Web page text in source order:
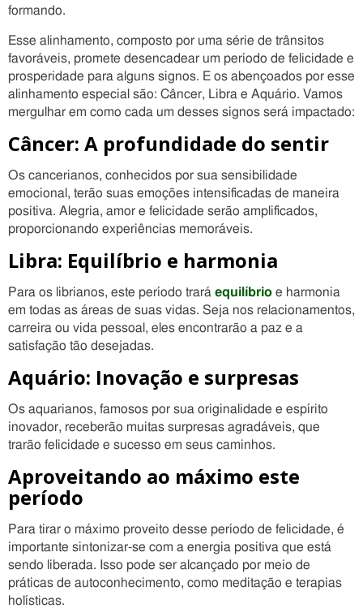
formando.
Esse alinhamento, composto por uma série de trânsitos
favoráveis, promete desencadear um período de felicidade e
prosperidade para alguns signos. E os abençoados por esse
alinhamento especial são: Câncer, Libra e Aquário. Vamos
mergulhar em como cada um desses signos será impactado:
Câncer: A profundidade do sentir
Os cancerianos, conhecidos por sua sensibilidade
emocional, terão suas emoções intensificadas de maneira
positiva. Alegria, amor e felicidade serão amplificados,
proporcionando experiências memoráveis.
Libra: Equilíbrio e harmonia
Para os librianos, este período trará equilíbrio e harmonia
em todas as áreas de suas vidas. Seja nos relacionamentos,
carreira ou vida pessoal, eles encontrarão a paz e a
satisfação tão desejadas.
Aquário: Inovação e surpresas
Os aquarianos, famosos por sua originalidade e espírito
inovador, receberão muitas surpresas agradáveis, que
trarão felicidade e sucesso em seus caminhos.
Aproveitando ao máximo este
período
Para tirar o máximo proveito desse período de felicidade, é
importante sintonizar-se com a energia positiva que está
sendo liberada. Isso pode ser alcançado por meio de
práticas de autoconhecimento, como meditação e terapias
holísticas.